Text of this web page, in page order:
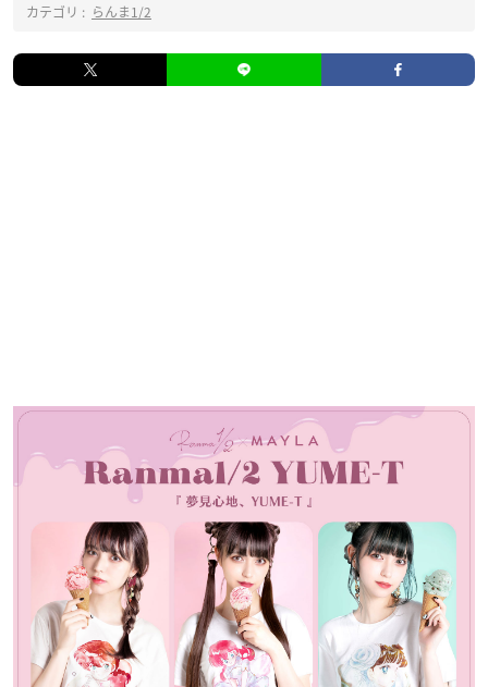
カテゴリ : らんま1/2